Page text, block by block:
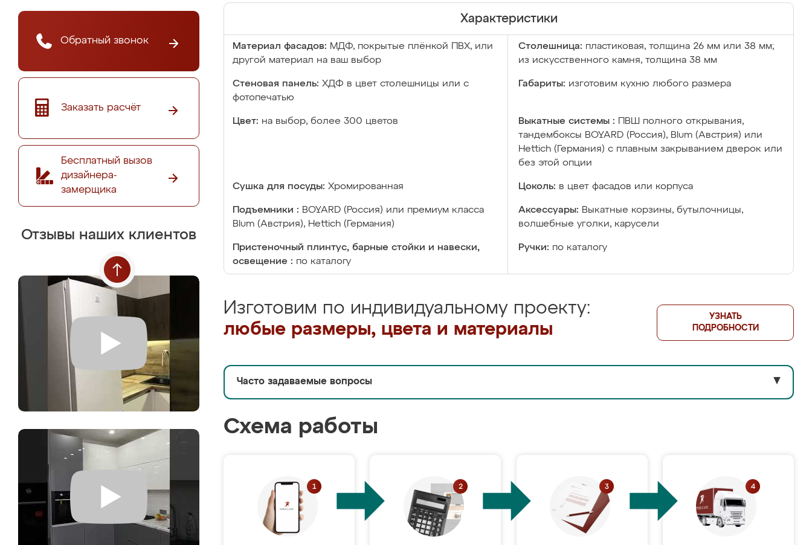
Обратный звонок
Заказать расчёт
Бесплатный вызов
дизайнера-
замерщика
Отзывы наших клиентов
Характеристики
Материал фасадов: МДФ, покрытые плёнкой ПВХ, или
другой материал на ваш выбор
Столешница: пластиковая, толщина 26 мм или 38 мм;
из искусственного камня, толщина 38 мм
Стеновая панель: ХДФ в цвет столешницы или с
фотопечатью
Габариты: изготовим кухню любого размера
Цвет: на выбор, более 300 цветов Выкатные системы :
ПВШ полного открывания,
тандембоксы BOYARD (Россия), Blum (Австрия) или
Hettich (Германия) с плавным закрыванием дверок или
без этой опции
Сушка для посуды: Хромированная Цоколь: в цвет фасадов или корпуса
Подъемники : BOYARD (Россия) или премиум класса
Blum (Австрия), Hettich (Германия)
Аксессуары: Выкатные корзины, бутылочницы,
волшебные уголки, карусели
Пристеночный плинтус, барные стойки и навески,
освещение : по каталогу
Ручки: по каталогу
Изготовим по индивидуальному проекту:
любые размеры, цвета и материалы
УЗНАТЬ
ПОДРОБНОСТИ
Часто задаваемые вопросы ▼
Схема работы